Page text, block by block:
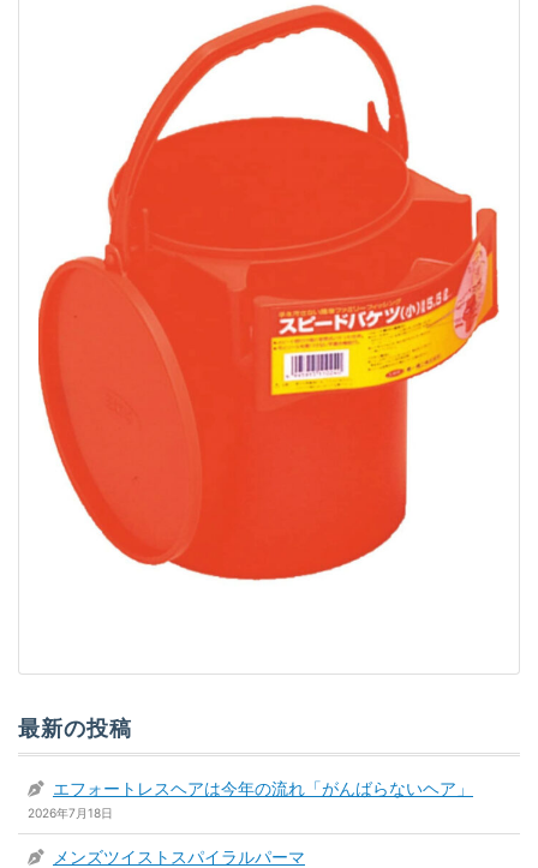
最新の投稿
エフォートレスヘアは今年の流れ「がんばらないヘア」
2026年7月18日
メンズツイストスパイラルパーマ